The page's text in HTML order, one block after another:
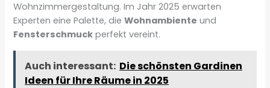
Wohnzimmergestaltung. Im Jahr 2025 erwarten
Experten eine Palette, dieWohnambiente und
Fensterschmuck perfekt vereint.
Auch interessant: Die schönsten Gardinen
Ideen für Ihre Räume in 2025